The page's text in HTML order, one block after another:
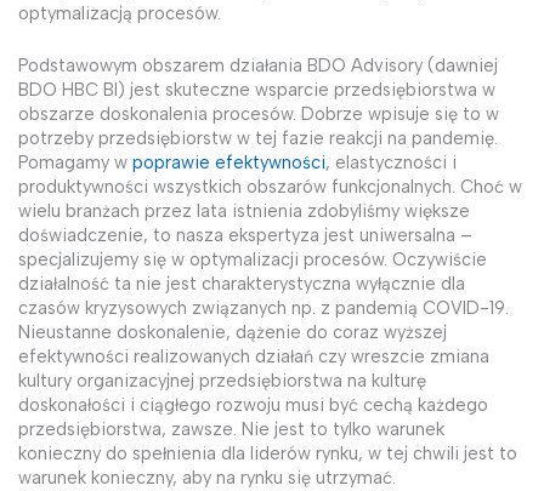
optymalizacją procesów.
Podstawowym obszarem działania BDO Advisory (dawniej
BDO HBC BI) jest skuteczne wsparcie przedsiębiorstwa w
obszarze doskonalenia procesów. Dobrze wpisuje się to w
potrzeby przedsiębiorstw w tej fazie reakcji na pandemię.
Pomagamy w poprawie efektywności, elastyczności i
produktywności wszystkich obszarów funkcjonalnych. Choć w
wielu branżach przez lata istnienia zdobyliśmy większe
doświadczenie, to nasza ekspertyza jest uniwersalna –
specjalizujemy się w optymalizacji procesów. Oczywiście
działalność ta nie jest charakterystyczna wyłącznie dla
czasów kryzysowych związanych np. z pandemią COVID-19.
Nieustanne doskonalenie, dążenie do coraz wyższej
efektywności realizowanych działań czy wreszcie zmiana
kultury organizacyjnej przedsiębiorstwa na kulturę
doskonałości i ciągłego rozwoju musi być cechą każdego
przedsiębiorstwa, zawsze. Nie jest to tylko warunek
konieczny do spełnienia dla liderów rynku, w tej chwili jest to
warunek konieczny, aby na rynku się utrzymać.